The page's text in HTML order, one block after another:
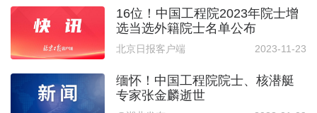
16位！中国工程院2023年院士增
选当选外籍院士名单公布
北京日报客户端 2023-11-23
缅怀！中国工程院院士、核潜艇
专家张金麟逝世